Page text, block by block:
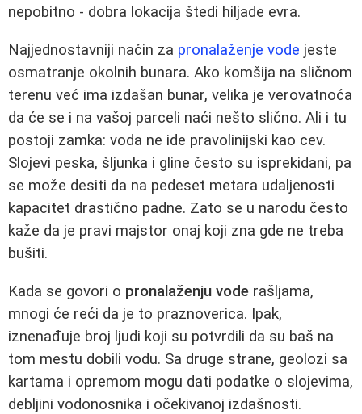
nepobitno - dobra lokacija štedi hiljade evra.
Najjednostavniji način za pronalaženje vode jeste
osmatranje okolnih bunara. Ako komšija na sličnom
terenu već ima izdašan bunar, velika je verovatnoća
da će se i na vašoj parceli naći nešto slično. Ali i tu
postoji zamka: voda ne ide pravolinijski kao cev.
Slojevi peska, šljunka i gline često su isprekidani, pa
se može desiti da na pedeset metara udaljenosti
kapacitet drastično padne. Zato se u narodu često
kaže da je pravi majstor onaj koji zna gde ne treba
bušiti.
Kada se govori o pronalaženju vode rašljama,
mnogi će reći da je to praznoverica. Ipak,
iznenađuje broj ljudi koji su potvrdili da su baš na
tom mestu dobili vodu. Sa druge strane, geolozi sa
kartama i opremom mogu dati podatke o slojevima,
debljini vodonosnika i očekivanoj izdašnosti.